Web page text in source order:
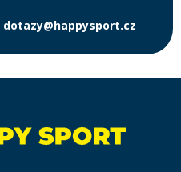
dotazy@happysport.cz